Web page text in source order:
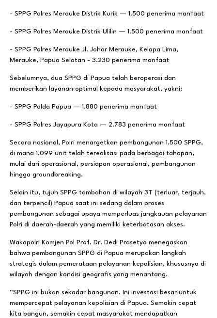
- SPPG Polres Merauke Distrik Kurik — 1.500 penerima manfaat
- SPPG Polres Merauke Distrik Ulilin — 1.500 penerima manfaat
- SPPG Polres Merauke Jl. Johar Merauke, Kelapa Lima,
Merauke, Papua Selatan - 3.230 penerima manfaat
Sebelumnya, dua SPPG di Papua telah beroperasi dan
memberikan layanan optimal kepada masyarakat, yakni:
- SPPG Polda Papua — 1.880 penerima manfaat
- SPPG Polres Jayapura Kota — 2.783 penerima manfaat
Secara nasional, Polri menargetkan pembangunan 1.500 SPPG,
di mana 1.099 unit telah terealisasi pada berbagai tahapan,
mulai dari operasional, persiapan operasional, pembangunan
hingga groundbreaking.
Selain itu, tujuh SPPG tambahan di wilayah 3T (terluar, terjauh,
dan terpencil) Papua saat ini sedang dalam proses
pembangunan sebagai upaya memperluas jangkauan pelayanan
Polri di daerah-daerah yang memiliki keterbatasan akses.
Wakapolri Komjen Pol Prof. Dr. Dedi Prasetyo menegaskan
bahwa pembangunan SPPG di Papua merupakan langkah
strategis dalam pemerataan pelayanan kepolisian, khususnya di
wilayah dengan kondisi geografis yang menantang.
“SPPG ini bukan sekadar bangunan. Ini investasi besar untuk
mempercepat pelayanan kepolisian di Papua. Semakin cepat
kita bangun, semakin cepat masyarakat mendapatkan